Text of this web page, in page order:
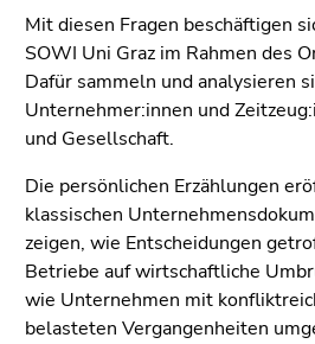
(Zugriffstaste
9)
Mit diesen Fragen beschäftigen
SOWI Uni Graz im Rahmen des
Dafür sammeln und analysieren
Unternehmer:innen und
und Gesellschaft.
Die persönlichen Erzählungen
klassischen
zeigen, wie Entscheidungen
Betriebe auf wirtschaftliche
wie Unternehmen mit
belasteten Vergangenheiten